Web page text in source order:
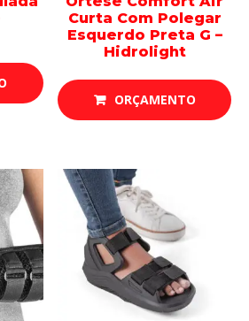
Curta Com Polegar
Esquerdo Preta G –
Hidrolight
ORÇAMENTO